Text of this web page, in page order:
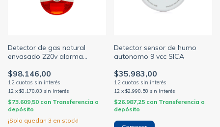
Detector de gas natural
envasado 220v alarma
$98.146,00
12 x $8.178,83 sin interés
$73.609,50 con Transferencia o
depósito
¡Solo quedan 3 en stock!
Detector sensor de humo
autonomo 9 vcc SICA
$35.983,00
12 x $2.998,58 sin interés
$26.987,25 con Transferencia o
depósito